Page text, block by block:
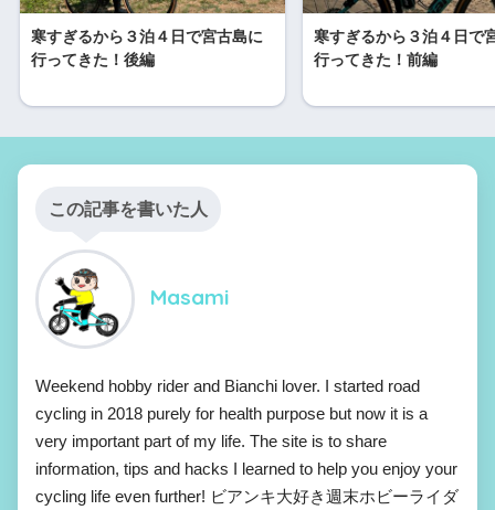
寒すぎるから３泊４日で宮古島に
行ってきた！後編
寒すぎるから３泊４日で
行ってきた！前編
この記事を書いた人
Masami
Weekend hobby rider and Bianchi lover. I started road
cycling in 2018 purely for health purpose but now it is a
very important part of my life. The site is to share
information, tips and hacks I learned to help you enjoy your
cycling life even further! ビアンキ大好き週末ホビーライダ